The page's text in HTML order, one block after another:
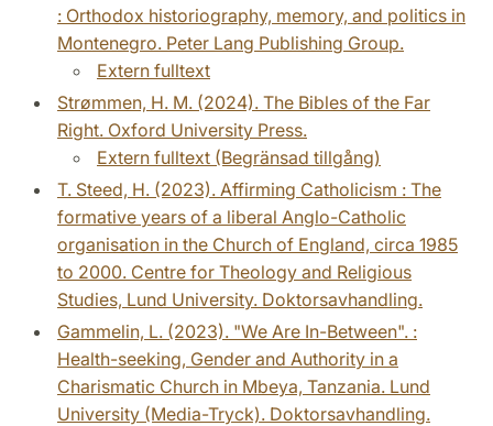
: Orthodox historiography, memory, and politics in
Montenegro. Peter Lang Publishing Group.
Extern fulltext
Strømmen, H. M. (2024). The Bibles of the Far
Right. Oxford University Press.
Extern fulltext (Begränsad tillgång)
T. Steed, H. (2023). Affirming Catholicism : The
formative years of a liberal Anglo-Catholic
organisation in the Church of England, circa 1985
to 2000. Centre for Theology and Religious
Studies, Lund University. Doktorsavhandling.
Gammelin, L. (2023). "We Are In-Between". :
Health-seeking, Gender and Authority in a
Charismatic Church in Mbeya, Tanzania. Lund
University (Media-Tryck). Doktorsavhandling.